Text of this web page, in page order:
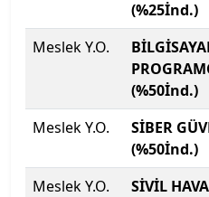
Şırnak Üniversitesi
Tarsus Üniversitesi
TED Üniversitesi
Tekirdağ Namık Kemal
(%25İnd.)
Meslek Y.O.
(%50İnd.)
Meslek Y.O.
SİBER
(%50İnd.)
Meslek Y.O.
SİVİL